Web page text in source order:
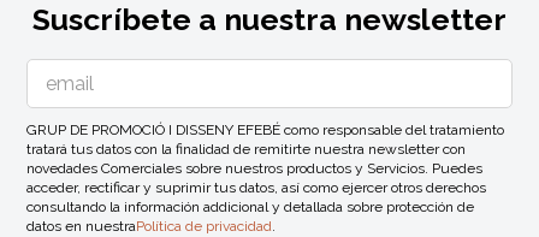
Suscríbete a nuestra newsletter
GRUP DE PROMOCIÓ I DISSENY EFEBÉ como responsable del tratamiento
tratará tus datos con la finalidad de remitirte nuestra newsletter con
novedades Comerciales sobre nuestros productos y Servicios. Puedes
acceder, rectificar y suprimir tus datos, así como ejercer otros derechos
consultando la información addicional y detallada sobre protección de
datos en nuestraPolítica de privacidad.